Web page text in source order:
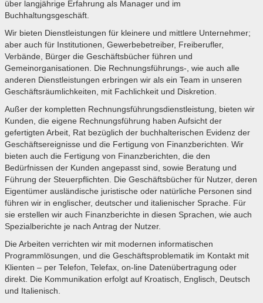
über langjährige Erfahrung als Manager und im
Buchhaltungsgeschäft.
Wir bieten Dienstleistungen für kleinere und mittlere Unternehmer;
aber auch für Institutionen, Gewerbebetreiber, Freiberufler,
Verbände, Bürger die Geschäftsbücher führen und
Gemeinorganisationen. Die Rechnungsführungs-, wie auch alle
anderen Dienstleistungen erbringen wir als ein Team in unseren
Geschäftsräumlichkeiten, mit Fachlichkeit und Diskretion.
Außer der kompletten Rechnungsführungsdienstleistung, bieten wir
Kunden, die eigene Rechnungsführung haben Aufsicht der
gefertigten Arbeit, Rat bezüglich der buchhalterischen Evidenz der
Geschäftsereignisse und die Fertigung von Finanzberichten. Wir
bieten auch die Fertigung von Finanzberichten, die den
Bedürfnissen der Kunden angepasst sind, sowie Beratung und
Führung der Steuerpflichten. Die Geschäftsbücher für Nutzer, deren
Eigentümer ausländische juristische oder natürliche Personen sind
führen wir in englischer, deutscher und italienischer Sprache. Für
sie erstellen wir auch Finanzberichte in diesen Sprachen, wie auch
Spezialberichte je nach Antrag der Nutzer.
Die Arbeiten verrichten wir mit modernen informatischen
Programmlösungen, und die Geschäftsproblematik im Kontakt mit
Klienten – per Telefon, Telefax, on-line Datenübertragung oder
direkt. Die Kommunikation erfolgt auf Kroatisch, Englisch, Deutsch
und Italienisch.